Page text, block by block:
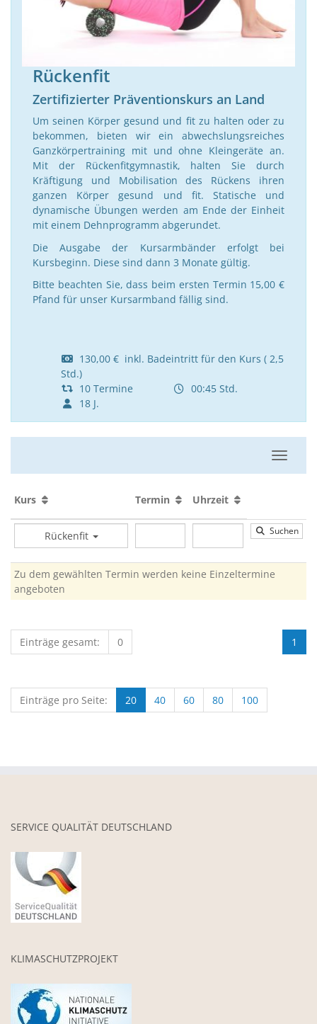
Rückenfit
Zertifizierter Präventionskurs an Land
Um seinen Körper gesund und fit zu halten oder zu
bekommen, bieten wir ein abwechslungsreiches
Ganzkörpertraining mit und ohne Kleingeräte an.
Mit der Rückenfitgymnastik, halten Sie durch
Kräftigung und Mobilisation des Rückens ihren
ganzen Körper gesund und fit. Statische und
dynamische Übungen werden am Ende der Einheit
mit einem Dehnprogramm abgerundet.
Die Ausgabe der Kursarmbänder erfolgt bei
Kursbeginn. Diese sind dann 3 Monate gültig.
Bitte beachten Sie, dass beim ersten Termin 15,00 €
Pfand für unser Kursarmband fällig sind.
130,00 € inkl. Badeintritt für den Kurs ( 2,5
Std.)
10 Termine
00:45 Std.
18 J.
Kurs Termin Uhrzeit
Rückenfit Suchen
Zu dem gewählten Termin werden keine Einzeltermine
angeboten
1
Einträge gesamt: 0
Einträge pro Seite: 20 40 60 80 100
SERVICE QUALITÄT DEUTSCHLAND
KLIMASCHUTZPROJEKT